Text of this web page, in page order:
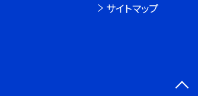
サイトマップ